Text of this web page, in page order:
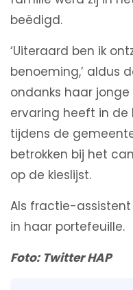
beëdigd.
‘Uiteraard ben ik
benoeming,’ aldus
ondanks haar
ervaring heeft in de
tijdens de
betrokken bij het
op de kieslijst.
Als fractie-assistent
in haar portefeuille.
Foto: Twitter HAP